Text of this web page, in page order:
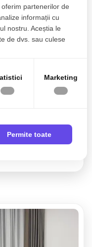
conform
politicii
partenerilor de
informații cu
nostru. Aceștia le
de dvs. sau culese
Marketing
Permite toate